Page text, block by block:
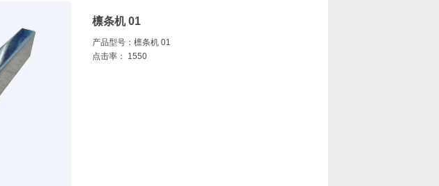
檩条机 01
产品型号：檩条机 01
点击率： 1550